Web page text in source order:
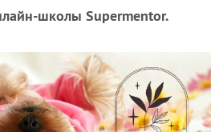
школы Supermentor.